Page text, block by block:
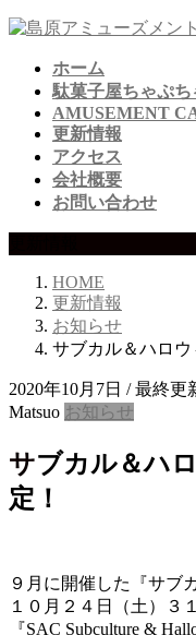
コ
プ
ナ
動
ホーム
駄菓子屋ちゃぷち
AMUSEMENT
更新情報
アクセス
会社概要
お問い合わせ
HOME
更新情報
お知らせ
サブカル＆ハロウ
2020年10月7日 / 最終更
Matsuo お知らせ
サブカル＆ハロウィンナイト開催決
定！
９月に開催した『サブ
１０月２４日（土）３
『SAC Subculture &